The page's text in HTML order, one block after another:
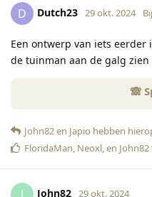
D Dutch23 29 okt. 2024
Een ontwerp van iets
de tuinman aan de galg zien
John82en Japio hebben
FloridaMan, Neoxl, en John82
John82 29 okt. 2024